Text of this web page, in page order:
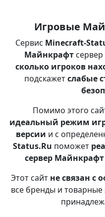
Игровые
Сервис Minecraft-
Майнкрафтсервер
сколько игроков
подскажетслабые
Помимо этого
идеальный режим
версии и с
Status.Ru поможет
сервер Майнкрафт
Этот сайт не связан
все бренды и товарные